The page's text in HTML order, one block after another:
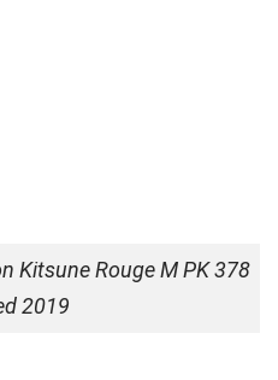
Kitsune Rouge M PK 378
2019